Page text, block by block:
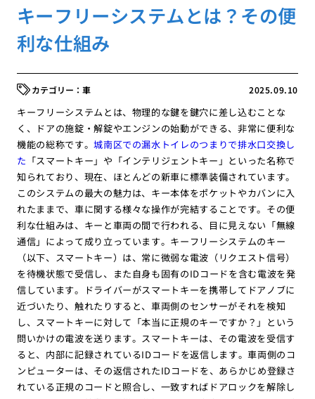
キーフリーシステムとは？その便
利な仕組み
2025.09.10
車
キーフリーシステムとは、物理的な鍵を鍵穴に差し込むことな
く、ドアの施錠・解錠やエンジンの始動ができる、非常に便利な
機能の総称です。城南区での漏水トイレのつまりで排水口交換し
た 「スマートキー」や「インテリジェントキー」といった名称で
知られており、現在、ほとんどの新車に標準装備されています。
このシステムの最大の魅力は、キー本体をポケットやカバンに入
れたままで、車に関する様々な操作が完結することです。その便
利な仕組みは、キーと車両の間で行われる、目に見えない「無線
通信」によって成り立っています。キーフリーシステムのキー
（以下、スマートキー）は、常に微弱な電波（リクエスト信号）
を待機状態で受信し、また自身も固有のIDコードを含む電波を発
信しています。ドライバーがスマートキーを携帯してドアノブに
近づいたり、触れたりすると、車両側のセンサーがそれを検知
し、スマートキーに対して「本当に正規のキーですか？」という
問いかけの電波を送ります。スマートキーは、その電波を受信す
ると、内部に記録されているIDコードを返信します。車両側のコ
ンピューターは、その返信されたIDコードを、あらかじめ登録さ
れている正規のコードと照合し、一致すればドアロックを解除し